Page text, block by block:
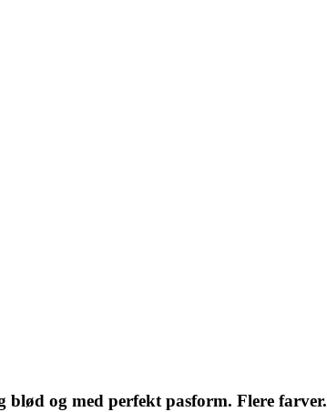
og med perfekt pasform. Flere farver.